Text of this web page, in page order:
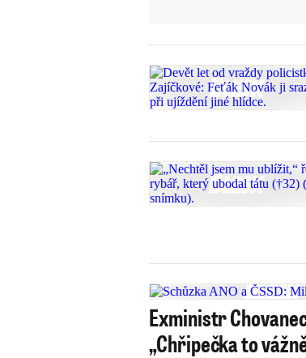
Exministr
„Chřipečka to